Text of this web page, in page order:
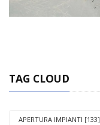
TAG CLOUD
APERTURA IMPIANTI [133]